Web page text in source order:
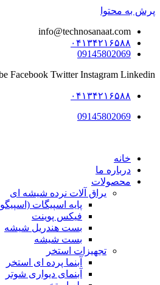
پرش به محتوا
info@technosanaat.com
۰۴۱۳۴۲۱۶۵۸۸
09145802069
Facebook Twitter Instagram Linkedin
۰۴۱۳۴۲۱۶۵۸۸
09145802069
خانه
درباره ما
محصولات
یراق آلات نرده شیشه ای
پایه اسپیگات
فیکس پوینت
بست هندریل شیشه
بست شیشه
تجهیزات استخر
آبنما پرده ای استخر
آبنمای دیواری شوتر